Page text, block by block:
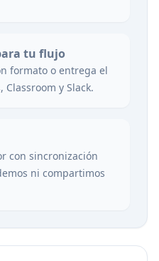
tu flujo
formato o entrega el
Classroom y Slack.
con sincronización
ni compartimos